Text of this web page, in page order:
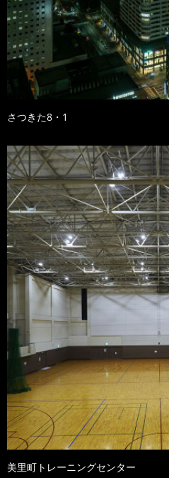
さつきた8・1
美里町トレーニングセンター